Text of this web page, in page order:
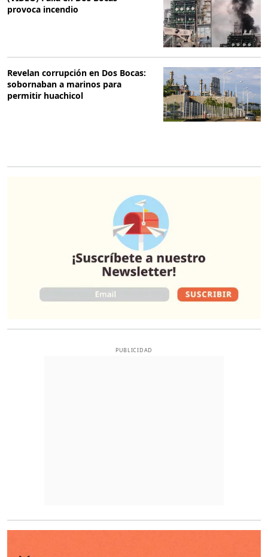
provoca incendio
Revelan corrupción en Dos Bocas:
sobornaban a marinos para
permitir huachicol
PUBLICIDAD